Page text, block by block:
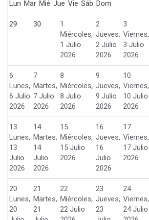
Lun Mar Mié Jue Vie Sáb Dom
29 30
1
Miércoles,
1 Julio
2026
2
Jueves,
2 Julio
2026
3
Viernes,
3 Julio
2026
6
Lunes,
6 Julio
2026
7
Martes,
7 Julio
2026
8
Miércoles,
8 Julio
2026
9
Jueves,
9 Julio
2026
10
Viernes,
10 Julio
2026
13
Lunes,
13
Julio
2026
14
Martes,
14
Julio
2026
15
Miércoles,
15 Julio
2026
16
Jueves,
16
Julio
2026
17
Viernes,
17 Julio
2026
20
Lunes,
20
21
Martes,
21
22
Miércoles,
22 Julio
23
Jueves,
23
24
Viernes,
24 Julio